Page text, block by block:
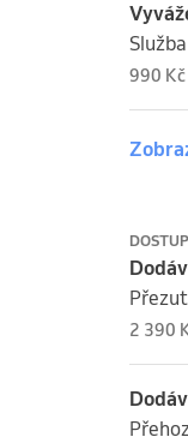
990 Kč
2 390